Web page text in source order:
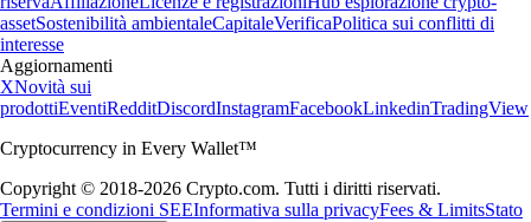
assetSostenibilità ambientaleCapitaleVerificaPolitica sui conflitti di
interesse
Aggiornamenti
XNovità sui
prodottiEventiRedditDiscordInstagramFacebookLinkedinTradingView
Cryptocurrency in Every Wallet™
Copyright © 2018-2026 Crypto.com. Tutti i diritti riservati.
Termini e condizioni SEEInformativa sulla privacyFees & LimitsStato